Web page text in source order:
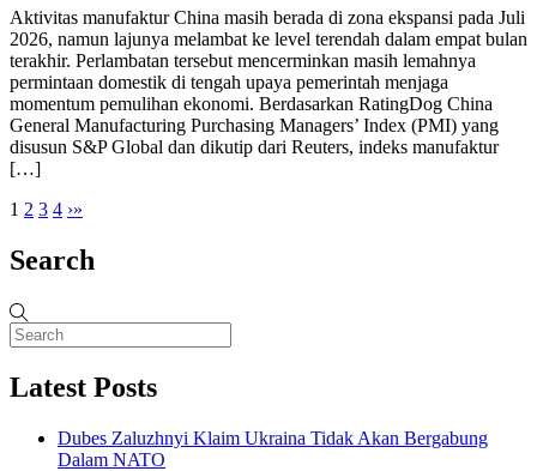
Aktivitas manufaktur China masih berada di zona ekspansi pada Juli
2026, namun lajunya melambat ke level terendah dalam empat bulan
terakhir. Perlambatan tersebut mencerminkan masih lemahnya
permintaan domestik di tengah upaya pemerintah menjaga
momentum pemulihan ekonomi. Berdasarkan RatingDog China
General Manufacturing Purchasing Managers’ Index (PMI) yang
disusun S&P Global dan dikutip dari Reuters, indeks manufaktur
[…]
1 2 3 4 ›»
Search
Latest Posts
Dubes Zaluzhnyi Klaim Ukraina Tidak Akan Bergabung
Dalam NATO